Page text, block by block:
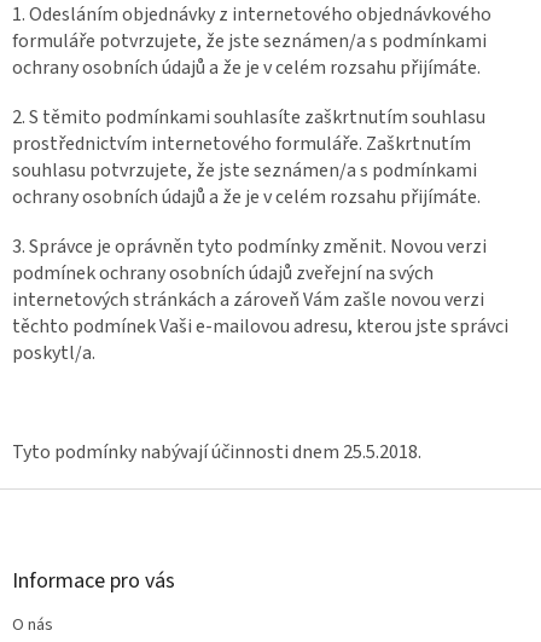
1. Odesláním objednávky z internetového objednávkového
formuláře potvrzujete, že jste seznámen/a s podmínkami
ochrany osobních údajů a že je v celém rozsahu přijímáte.
2. S těmito podmínkami souhlasíte zaškrtnutím souhlasu
prostřednictvím internetového formuláře. Zaškrtnutím
souhlasu potvrzujete, že jste seznámen/a s podmínkami
ochrany osobních údajů a že je v celém rozsahu přijímáte.
3. Správce je oprávněn tyto podmínky změnit. Novou verzi
podmínek ochrany osobních údajů zveřejní na svých
internetových stránkách a zároveň Vám zašle novou verzi
těchto podmínek Vaši e-mailovou adresu, kterou jste správci
poskytl/a.
Tyto podmínky nabývají účinnosti dnem 25.5.2018.
Z
Informace pro vás
O nás